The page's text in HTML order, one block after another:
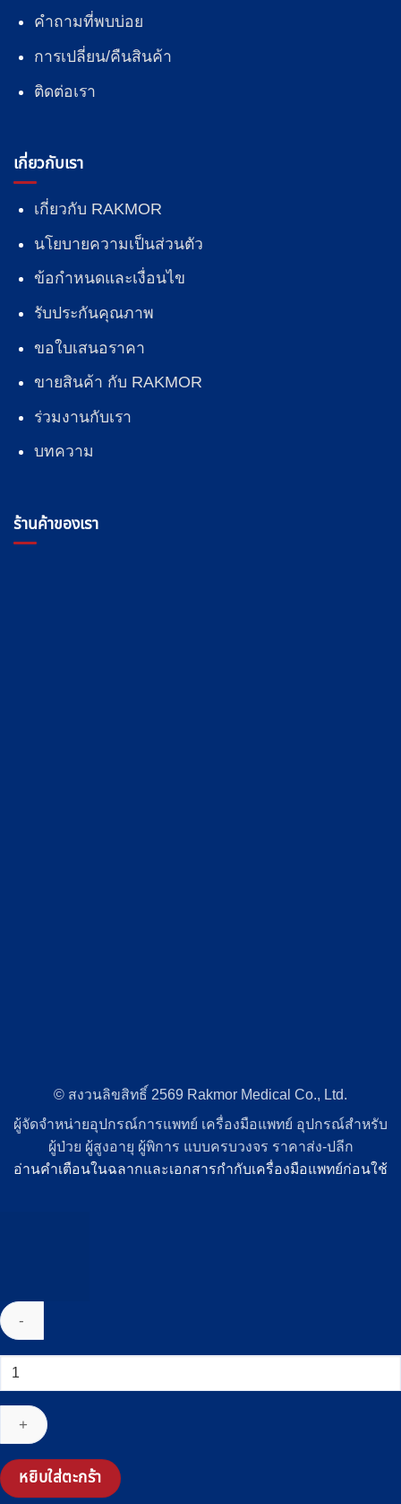
คำถามที่พบบ่อย
การเปลี่ยน/คืนสินค้า
ติดต่อเรา
เกี่ยวกับเรา
เกี่ยวกับ RAKMOR
นโยบายความเป็นส่วนตัว
ข้อกำหนดและเงื่อนไข
รับประกันคุณภาพ
ขอใบเสนอราคา
ขายสินค้า กับ RAKMOR
ร่วมงานกับเรา
บทความ
ร้านค้าของเรา
© สงวนลิขสิทธิ์ 2569 Rakmor Medical Co., Ltd.
ผู้จัดจำหน่ายอุปกรณ์การแพทย์ เครื่องมือแพทย์ อุปกรณ์สำหรับ
ผู้ป่วย ผู้สูงอายุ ผู้พิการ แบบครบวงจร ราคาส่ง-ปลีก
อ่านคำเตือนในฉลากและเอกสารกำกับเครื่องมือแพทย์ก่อนใช้
จำนวน
เครื่อง
วัด
อุณหภูมิ
ร่างกาย
อินฟราเรด
YUWELL
หยิบใส่ตะกร้า